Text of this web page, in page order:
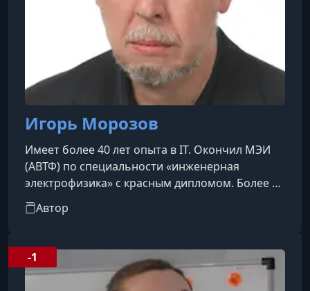
Игорь Морозов
Имеет более 40 лет опыта в IT. Окончил МЭИ
(АВТФ) по специальности «инженерная
электрофизика» с красным дипломом. Более 15
лет проработал в области embedded-
разработки, а ещё около 15 лет посвятил
тренера» — формату, который считает своей
наиболее сильной и любимой областью.На
раннем этапе карьеры занимался разработкой
Автор
-1